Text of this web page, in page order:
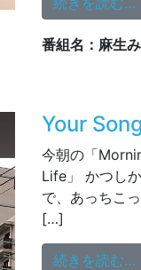
番組名：麻生
Your
今朝の「
Life」 かつし
で、あっちこ
[…]
続きを読む…